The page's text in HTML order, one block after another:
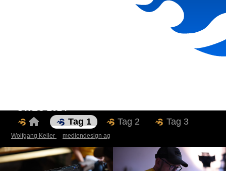
SWEC 2024
Tag 1
Tag 2 Tag 3
Wolfgang Keller mediendesign ag